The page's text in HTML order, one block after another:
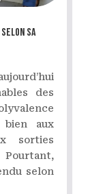
selon sa
des
aux
sorties
selon